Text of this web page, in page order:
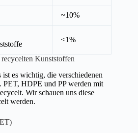
~10%
<1%
Kunststoffen
es wichtig, die verschiedenen
PET, HDPE und PP werden mit
Wir schauen uns diese
werden.